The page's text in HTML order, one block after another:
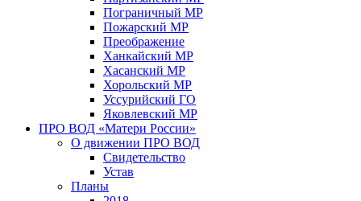
Пограничный МР
Пожарский МР
Преображение
Ханкайский МР
Хасанский МР
Хорольский МР
Уссурийский ГО
Яковлевский МР
ПРО ВОД «Матери России»
О движении ПРО ВОД
Свидетельство
Устав
Планы